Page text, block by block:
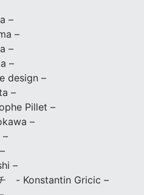
–
–
–
–
design –
–
Pillet –
–
–
–
- Konstantin Gricic –